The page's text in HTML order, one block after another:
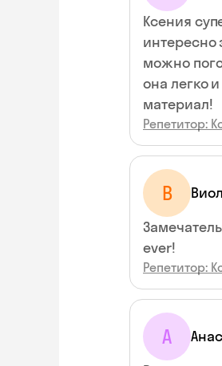
Ксения
интересно
можно
она легко
материал!
Репетитор:
В
ever!
Репетитор:
А